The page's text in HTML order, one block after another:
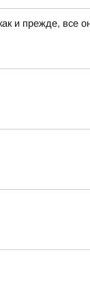
и прежде, все